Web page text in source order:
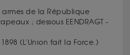
armes de la République
; dessous EENDRAGT -
(L'Union fait la Force.)